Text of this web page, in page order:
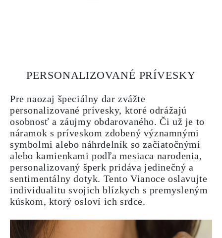
PERSONALIZOVANÉ PRÍVESKY
Pre naozaj špeciálny dar zvážte
personalizované prívesky, ktoré odrážajú
osobnosť a záujmy obdarovaného. Či už je to
náramok s príveskom zdobený významnými
symbolmi alebo náhrdelník so začiatočnými
alebo kamienkami podľa mesiaca narodenia,
personalizovaný šperk pridáva jedinečný a
sentimentálny dotyk. Tento Vianoce oslavujte
individualitu svojich blízkych s premysleným
kúskom, ktorý osloví ich srdce.